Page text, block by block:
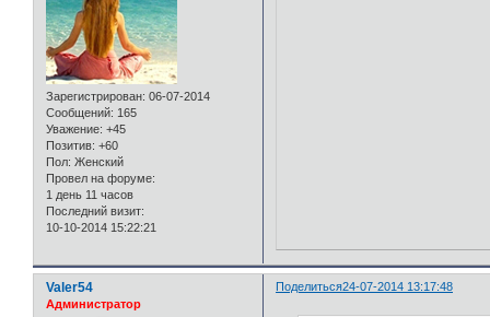
Зарегистрирован: 06-07-2014
Сообщений: 165
Уважение: +45
Позитив: +60
Пол: Женский
Провел на форуме:
1 день 11 часов
Последний визит:
10-10-2014 15:22:21
Поделиться24-07-2014 13:17:48
Valer54
Администратор